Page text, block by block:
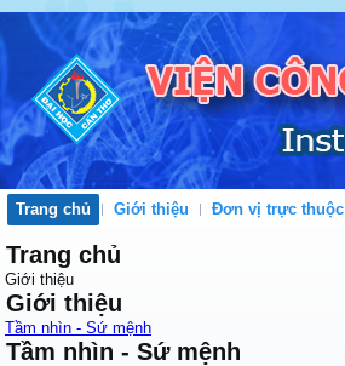
Trang chủ Giới thiệu Đơn vị trực thuộc
Trang chủ
Giới thiệu
Giới thiệu
Tầm nhìn - Sứ mệnh
Tầm nhìn - Sứ mệnh